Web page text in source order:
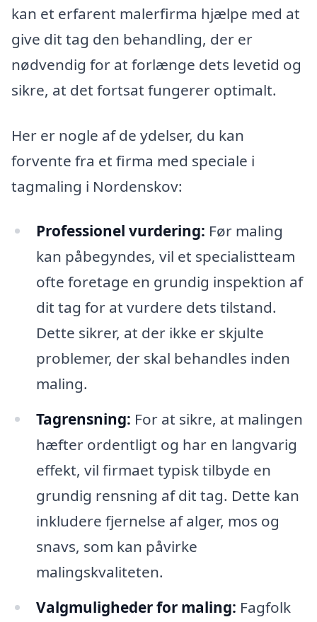
kan et erfarent malerfirma hjælpe med at
give dit tag den behandling, der er
nødvendig for at forlænge dets levetid og
sikre, at det fortsat fungerer optimalt.
Her er nogle af de ydelser, du kan
forvente fra et firma med speciale i
tagmaling i Nordenskov:
Professionel vurdering: Før maling
kan påbegyndes, vil et specialistteam
ofte foretage en grundig inspektion af
dit tag for at vurdere dets tilstand.
Dette sikrer, at der ikke er skjulte
problemer, der skal behandles inden
maling.
Tagrensning: For at sikre, at malingen
hæfter ordentligt og har en langvarig
effekt, vil firmaet typisk tilbyde en
grundig rensning af dit tag. Dette kan
inkludere fjernelse af alger, mos og
snavs, som kan påvirke
malingskvaliteten.
Valgmuligheder for maling: Fagfolk